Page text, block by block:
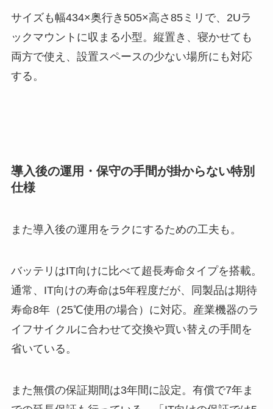
サイズも幅434×奥行き505×高さ85ミリで、2Uラ
ックマウントに収まる小型。縦置き、寝かせても
両方で使え、設置スペースの少ない場所にも対応
する。
導入後の運用・保守の手間が掛からない特別
仕様
また導入後の運用をラクにするための工夫も。
バッテリはIT向けに比べて超長寿命タイプを搭載。
通常、IT向けの寿命は5年程度だが、同製品は期待
寿命8年（25℃使用の場合）に対応。産業機器のラ
イフサイクルに合わせて交換や買い替えの手間を
省いている。
また無償の保証期間は3年間に設定。有償で7年ま